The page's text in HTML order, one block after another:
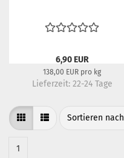
6,90 EUR
138,00 EUR pro kg
Lieferzeit: 22-24 Tage
Sortieren nach
Sortieren nach
1